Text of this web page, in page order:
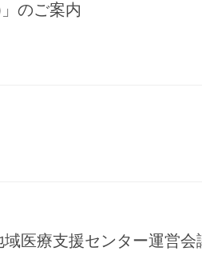
のご案内
医療支援センター運営会